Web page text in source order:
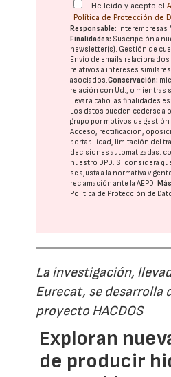
He leído y acepto el
Política de Protección de
Responsable: Interempresas
Finalidades: Suscripción a
newsletter(s). Gestión de
Envío de emails relacionados
relativos a intereses
asociados.Conservación:
relación con Ud., o mientras
llevar a cabo las finalidades
Los datos pueden cederse a
grupo por motivos de gestión
Acceso, rectificación,
portabilidad, limitación del
decisiones automatizadas:
nuestro DPD. Si considera
se ajusta a la normativa
reclamación ante laAEPD.
Política de Protección de
La investigación,
Eurecat, se desarrolla
proyecto HACDOS
Exploran
de producir